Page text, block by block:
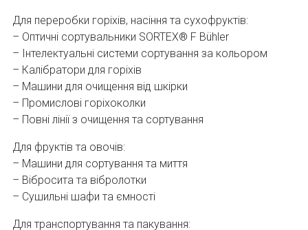
Для переробки горіхів, насіння та сухофруктів:
– Оптичні сортувальники SORTEX® F Bühler
– Інтелектуальні системи сортування за кольором
– Калібратори для горіхів
– Машини для очищення від шкірки
– Промислові горіхоколки
– Повні лінії з очищення та сортування
Для фруктів та овочів:
– Машини для сортування та миття
– Вібросита та вібролотки
– Сушильні шафи та ємності
Для транспортування та пакування: